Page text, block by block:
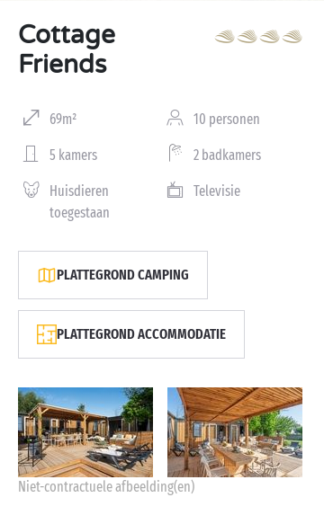
Cottage
Friends
69m² 10 personen
5 kamers 2 badkamers
Huisdieren
toegestaan
Televisie
PLATTEGROND CAMPING
PLATTEGROND ACCOMMODATIE
Niet-contractuele afbeelding(en)